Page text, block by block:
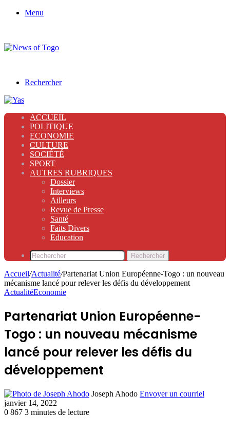
Menu
Rechercher
ACCUEIL
POLITIQUE
ECONOMIE
CULTURE
SOCIÉTÉ
SPORT
AUTRES RUBRIQUES
Dossier
Interviews
Ailleurs
Revue de Presse
Santé
Faits Divers
Education
Rechercher
Accueil/Actualité/Partenariat Union Européenne-Togo : un nouveau
mécanisme lancé pour relever les défis du développement
ActualitéEconomie
Partenariat Union Européenne-
Togo : un nouveau mécanisme
lancé pour relever les défis du
développement
Joseph Ahodo Envoyer un courriel
janvier 14, 2022
0 867 3 minutes de lecture